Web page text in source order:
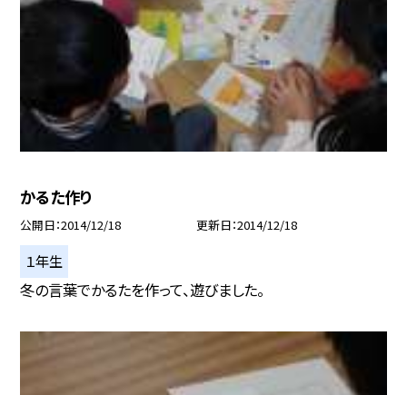
かるた作り
公開日 2014/12/18 更新日 2014/12/18
１年生
冬の言葉でかるたを作って、遊びました。